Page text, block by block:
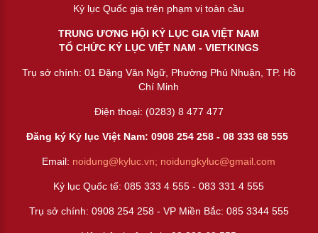
Kỷ lục Quốc gia trên phạm vị toàn cầu
TRUNG ƯƠNG HỘI KỶ LỤC GIA VIỆT NAM
TỔ CHỨC KỶ LỤC VIỆT NAM - VIETKINGS
Trụ sở chính: 01 Đặng Văn Ngữ, Phường Phú Nhuận, TP. Hồ
Chí Minh
Điện thoại: (0283) 8 477 477
Đăng ký Kỷ lục Việt Nam: 0908 254 258 -08 333 68 555
Email: noidung@kyluc.vn; noidungkyluc@gmail.com
Kỷ lục Quốc tế: 085 333 4 555 - 083 331 4 555
Trụ sở chính: 0908 254 258 - VP Miền Bắc: 085 3344 555